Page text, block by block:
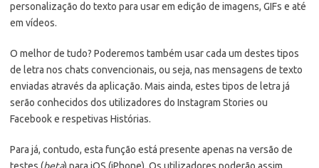
personalização do texto para usar em edição de imagens, GIFs e até
em vídeos.
O melhor de tudo? Poderemos também usar cada um destes tipos
de letra nos chats convencionais, ou seja, nas mensagens de texto
enviadas através da aplicação. Mais ainda, estes tipos de letra já
serão conhecidos dos utilizadores do Instagram Stories ou
Facebook e respetivas Histórias.
Para já, contudo, esta função está presente apenas na versão de